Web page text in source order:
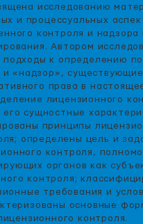
исследованию
и процессуальных
контроля и надзора
Автором
подходы к определению
и «надзор»,
права в
лицензионного
сущностные
принципы
определены цель и
контроля,
органов как
контроля;
требования и
основные
контроля.